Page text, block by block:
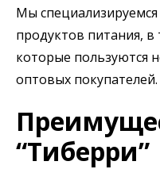
Мы
продуктов питания, в
которые пользуются
оптовых покупателей.
“Тиберри”